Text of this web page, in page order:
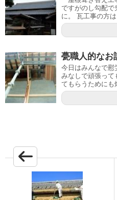
ですがのし勾配で
に。 瓦工事の方
甍職人的なお
今日はみんなで慰
みなしで頑張って
てもらうためにも